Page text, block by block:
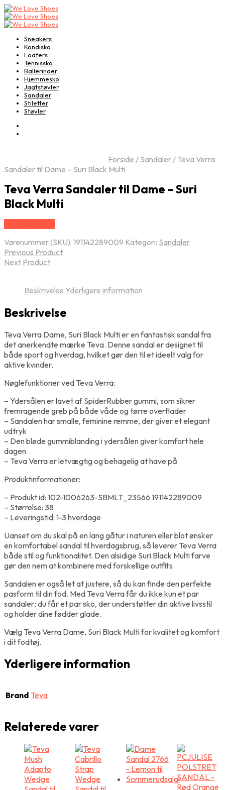
Sneakers
Kondisko
Loafers
Tennissko
Ballerinaer
Hjemmesko
Jagtstøvler
Sandaler
Stiletter
Støvler
Forside / Sandaler/ Teva Verra
Sandaler til Dame – Suri Black Multi
Teva Verra Sandaler til Dame – Suri
Black Multi
Varenummer (SKU): 191142289009 Kategori: Sandaler
Previous Product
Next Product
Beskrivelse Yderligere information
Beskrivelse
Teva Verra Dame, Suri Black Multi er en fantastisk sandal fra
det anerkendte mærke Teva. Denne sandal er designet til
både sport og hverdag, hvilket gør den til et ideelt valg for
aktive kvinder.
Nøglefunktioner ved Teva Verra:
– Ydersålen er lavet af SpiderRubber gummi, som sikrer
fremragende greb på både våde og tørre overflader
– Sandalen har smalle, feminine remme, der giver et elegant
udtryk
– Den bløde gummiblanding i ydersålen giver komfort hele
dagen
– Teva Verra er letvægtig og behagelig at have på
Produktinformationer:
– Produkt id: 102-1006263-SBMLT_23566 191142289009
– Størrelse: 38
– Leveringstid: 1-3 hverdage
Uanset om du skal på en lang gåtur i naturen eller blot ønsker
en komfortabel sandal til hverdagsbrug, så leverer Teva Verra
både stil og funktionalitet. Den alsidige Suri Black Multi farve
gør den nem at kombinere med forskellige outfits.
Sandalen er også let at justere, så du kan finde den perfekte
pasform til din fod. Med Teva Verra får du ikke kun et par
sandaler; du får et par sko, der understøtter din aktive livsstil
og holder dine fødder glade.
Vælg Teva Verra Dame, Suri Black Multi for kvalitet og komfort
i dit fodtøj.
Yderligere information
Brand Teva
Relaterede varer